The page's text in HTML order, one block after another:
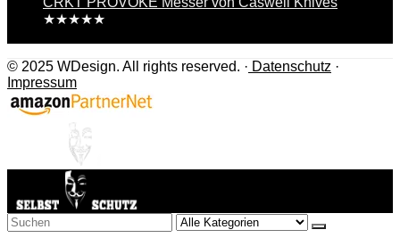
★★★★★
© 2025 WDesign. All rights reserved. · Datenschutz ·
Impressum